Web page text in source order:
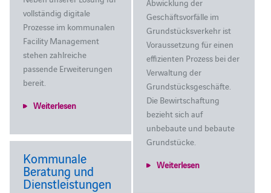
Geschäftsvorfälle im
Grundstücksverkehr ist
Voraussetzung für einen
effizienten Prozess bei der
Verwaltung der
Grundstücksgeschäfte.
Die Bewirtschaftung
bezieht sich auf
unbebaute und bebaute
Grundstücke.
Weiterlesen
vollständig digitale
Prozesse im kommunalen
Facility Management
stehen zahlreiche
passende Erweiterungen
bereit.
Weiterlesen
Kommunale
Beratung und
Dienstleistungen